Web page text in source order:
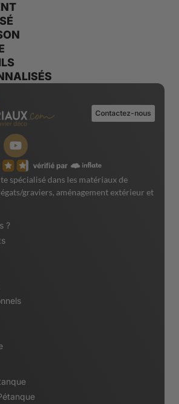
Contactez-nous
spécialisé dans les matériaux de
graviers, aménagement extérieur et
?